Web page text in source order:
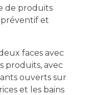
de produits
et
faces avec
produits, avec
ouverts sur
et les bains